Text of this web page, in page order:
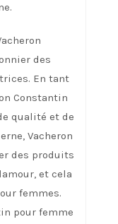
des
En tant
Constantin
qualité et de
Vacheron
des produits
et cela
femmes.
pour femme